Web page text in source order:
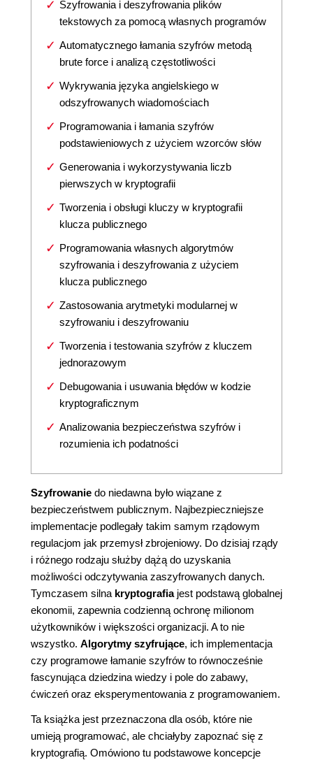
Szyfrowania i deszyfrowania plików
tekstowych za pomocą własnych programów
Automatycznego łamania szyfrów metodą
brute force i analizą częstotliwości
Wykrywania języka angielskiego w
odszyfrowanych wiadomościach
Programowania i łamania szyfrów
podstawieniowych z użyciem wzorców słów
Generowania i wykorzystywania liczb
pierwszych w kryptografii
Tworzenia i obsługi kluczy w kryptografii
klucza publicznego
Programowania własnych algorytmów
szyfrowania i deszyfrowania z użyciem
klucza publicznego
Zastosowania arytmetyki modularnej w
szyfrowaniu i deszyfrowaniu
Tworzenia i testowania szyfrów z kluczem
jednorazowym
Debugowania i usuwania błędów w kodzie
kryptograficznym
Analizowania bezpieczeństwa szyfrów i
rozumienia ich podatności
Szyfrowanie do niedawna było wiązane z
bezpieczeństwem publicznym. Najbezpieczniejsze
implementacje podlegały takim samym rządowym
regulacjom jak przemysł zbrojeniowy. Do dzisiaj rządy
i różnego rodzaju służby dążą do uzyskania
możliwości odczytywania zaszyfrowanych danych.
Tymczasem silna kryptografiajest podstawą globalnej
ekonomii, zapewnia codzienną ochronę milionom
użytkowników i większości organizacji. A to nie
wszystko. Algorytmy szyfrujące, ich implementacja
czy programowe łamanie szyfrów to równocześnie
fascynująca dziedzina wiedzy i pole do zabawy,
ćwiczeń oraz eksperymentowania z programowaniem.
Ta książka jest przeznaczona dla osób, które nie
umieją programować, ale chciałyby zapoznać się z
kryptografią. Omówiono tu podstawowe koncepcje